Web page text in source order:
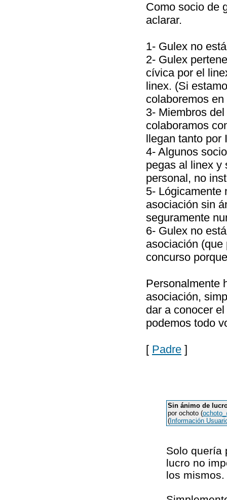
Como socio de
aclarar.
1- Gulex no
2- Gulex
cívica por el
linex. (Si
colaboremos
3- Miembros
colaboramos
llegan tanto por
4- Algunos
pegas al linex y
personal, no
5- Lógicamente
asociación sin
seguramente
6- Gulex no
asociación (que
concurso
Personalmente
asociación,
dar a conocer
podemos todo
[ Padre ]
Sin ánimo de
por ochoto (
( Información
Solo quería
lucro no
los mismos.